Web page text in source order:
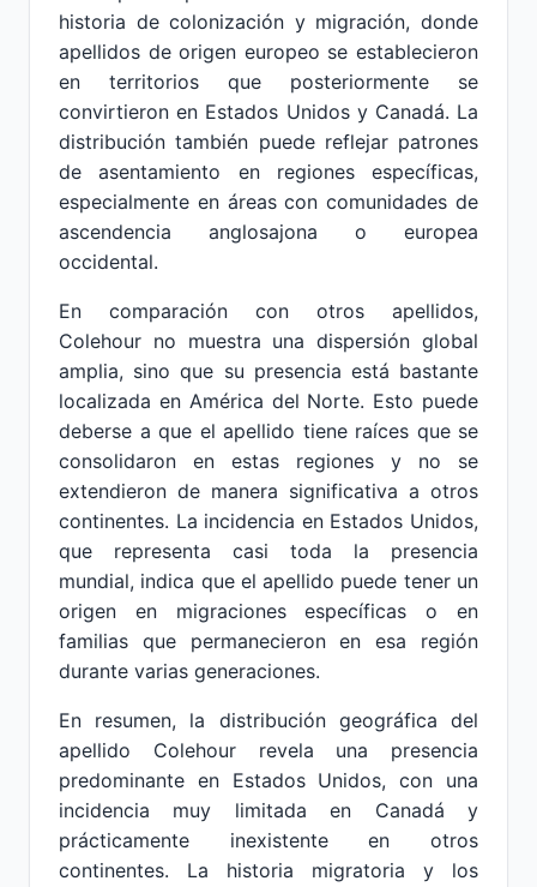
historia de colonización y migración, donde
apellidos de origen europeo se establecieron
en territorios que posteriormente se
convirtieron en Estados Unidos y Canadá. La
distribución también puede reflejar patrones
de asentamiento en regiones específicas,
especialmente en áreas con comunidades de
ascendencia anglosajona o europea
occidental.
En comparación con otros apellidos,
Colehour no muestra una dispersión global
amplia, sino que su presencia está bastante
localizada en América del Norte. Esto puede
deberse a que el apellido tiene raíces que se
consolidaron en estas regiones y no se
extendieron de manera significativa a otros
continentes. La incidencia en Estados Unidos,
que representa casi toda la presencia
mundial, indica que el apellido puede tener un
origen en migraciones específicas o en
familias que permanecieron en esa región
durante varias generaciones.
En resumen, la distribución geográfica del
apellido Colehour revela una presencia
predominante en Estados Unidos, con una
incidencia muy limitada en Canadá y
prácticamente inexistente en otros
continentes. La historia migratoria y los